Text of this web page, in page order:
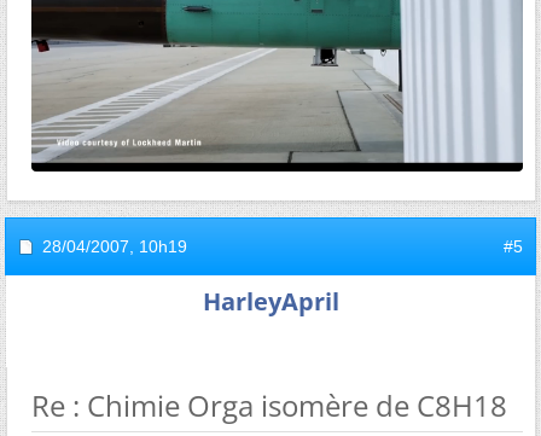
28/04/2007, 10h19 #5
HarleyApril
Re : Chimie Orga isomère de C8H18